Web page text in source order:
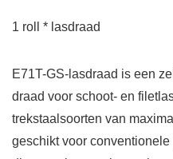
1 roll * lasdraad
E71T-GS-lasdraad is een
draad voor schoot- en
trekstaalsoorten van
geschikt voor